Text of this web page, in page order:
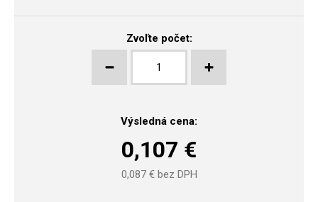
Zvoľte počet:
Výsledná cena:
0,107 €
0,087€ bez DPH